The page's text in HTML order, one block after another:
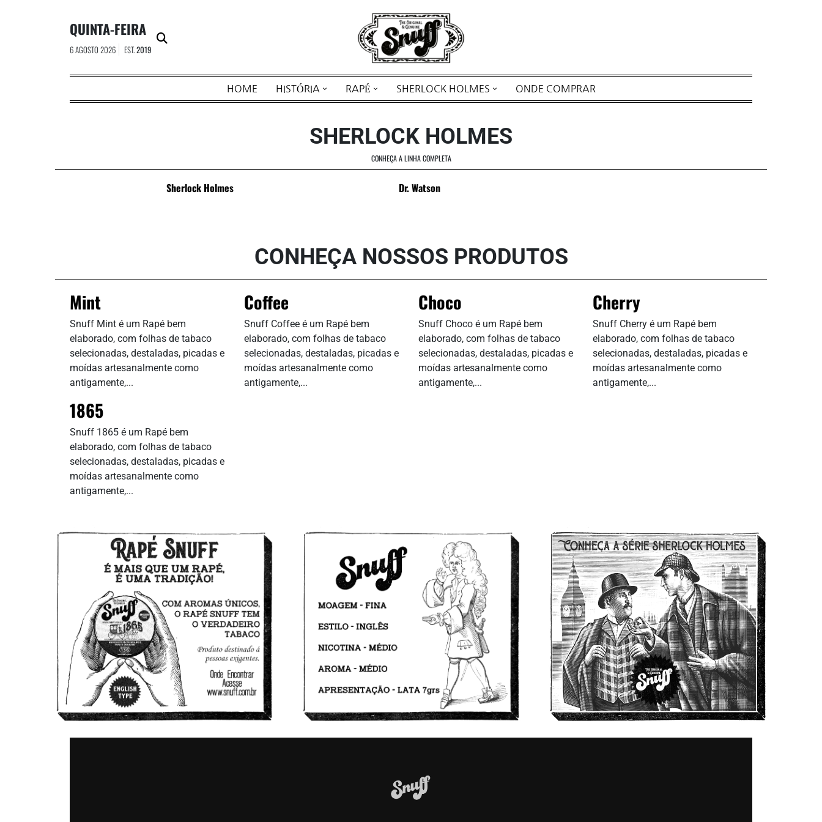
QUINTA-FEIRA
6 AGOSTO 2026 EST.2019
HOME HISTÓRIA RAPÉ SHERLOCK HOLMES ONDE COMPRAR
SHERLOCK HOLMES
CONHEÇA A LINHA COMPLETA
Sherlock Holmes Dr. Watson
CONHEÇA NOSSOS PRODUTOS
Mint
Snuff Mint é um Rapé bem
elaborado, com folhas de tabaco
selecionadas, destaladas, picadas e
moídas artesanalmente como
antigamente,...
Coffee
Snuff Coffee é um Rapé bem
elaborado, com folhas de tabaco
selecionadas, destaladas, picadas e
moídas artesanalmente como
antigamente,...
Choco
Snuff Choco é um Rapé bem
elaborado, com folhas de tabaco
selecionadas, destaladas, picadas e
moídas artesanalmente como
antigamente,...
Cherry
Snuff Cherry é um Rapé bem
elaborado, com folhas de tabaco
selecionadas, destaladas, picadas e
moídas artesanalmente como
antigamente,...
1865
Snuff 1865 é um Rapé bem
elaborado, com folhas de tabaco
selecionadas, destaladas, picadas e
moídas artesanalmente como
antigamente,...